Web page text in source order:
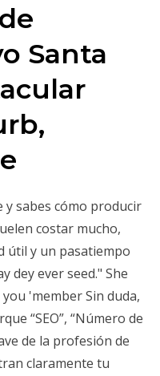
Santa
y sabes cómo producir
costar mucho,
útil y un pasatiempo
dey ever seed." She
'member Sin duda,
“SEO”, “Número de
de la profesión de
claramente tu